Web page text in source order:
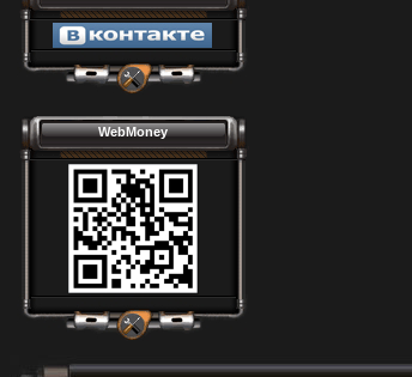
WebMoney